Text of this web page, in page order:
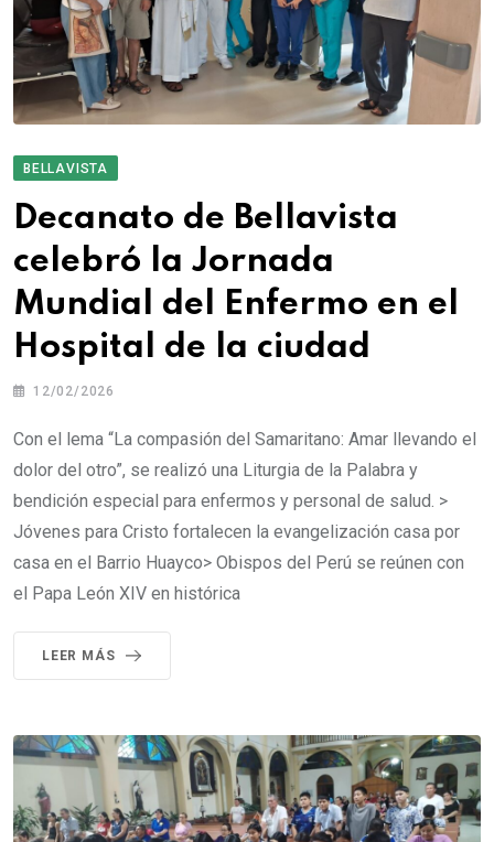
BELLAVISTA
Decanato de Bellavista
celebró la Jornada
Mundial del Enfermo en el
Hospital de la ciudad
12/02/2026
Con el lema “La compasión del Samaritano: Amar llevando el
dolor del otro”, se realizó una Liturgia de la Palabra y
bendición especial para enfermos y personal de salud. >
Jóvenes para Cristo fortalecen la evangelización casa por
casa en el Barrio Huayco> Obispos del Perú se reúnen con
el Papa León XIV en histórica
LEER MÁS